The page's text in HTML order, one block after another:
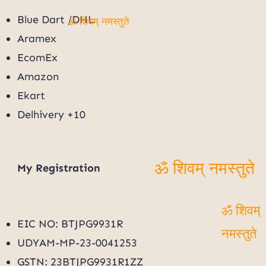
Blue Dart /DHL
Aramex
EcomEx
Amazon
Ekart
Delhivery +10
My Registration
EIC NO: BTJPG9931R
UDYAM-MP-23-0041253
GSTN: 23BTJPG9931R1ZZ
ॐ शिवम्
नमस्तुते
ॐ शिवम् नमस्तुते
ॐ शिवम् नमस्तुते